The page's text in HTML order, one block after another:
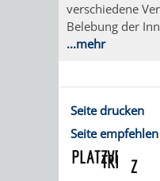
STÄRKEN"
FÜR
DIE
PLATZVERGABE
TIPPS
&
TREFFS
BIS
Z
verschiedene
Belebung der
...mehr
Seite drucken
Seite empfehlen